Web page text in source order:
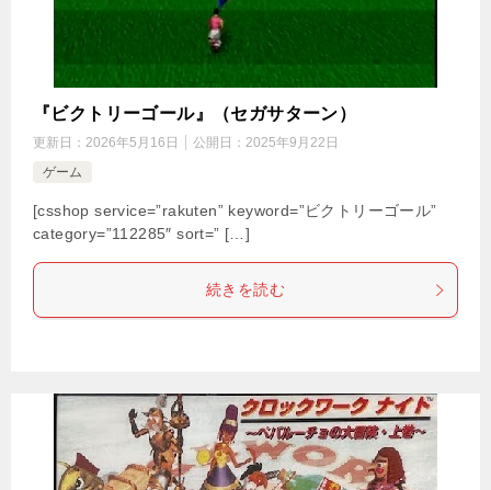
『ビクトリーゴール』（セガサターン）
更新日： 2026年5月16日 公開日： 2025年9月22日
ゲーム
[csshop service=”rakuten” keyword=”ビクトリーゴール”
category=”112285″ sort=” […]
続きを読む